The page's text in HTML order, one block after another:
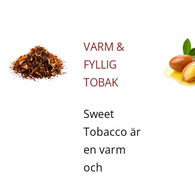
VARM &
FYLLIG
TOBAK
Sweet
Tobacco är
en varm
och